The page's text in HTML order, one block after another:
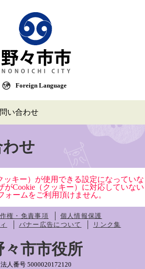
Foreign Language
い合わせ
せ
ッキー）が使用できる設定になっていな
がCookie（クッキー）に対応していない
ォームをご利用頂けません。
権・免責事項
個人情報保護
バナー広告について リンク集
々市市役所
法人番号 5000020172120